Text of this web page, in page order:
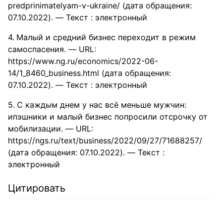
predprinimatelyam-v-ukraine/ (дата обращения:
07.10.2022). — Текст : электронный
Малый и средний бизнес переходит в режим
самоспасения. — URL:
https://www.ng.ru/economics/2022-06-
14/1_8460_business.html (дата обращения:
07.10.2022). — Текст : электронный
С каждым днем у нас всё меньше мужчин:
ипэшники и малый бизнес попросили отсрочку от
мобилизации. — URL:
https://ngs.ru/text/business/2022/09/27/71688257/
(дата обращения: 07.10.2022). — Текст :
электронный
Цитировать